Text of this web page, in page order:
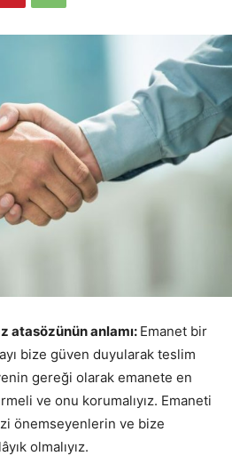
atasözünün anlamı: Emanet bir
bize güven duyularak teslim
gereği olarak emanete en
ve onu korumalıyız. Emaneti
önemseyenlerin ve bize
olmalıyız.